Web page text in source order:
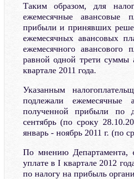
Таким образом, для
ежемесячные авансовые
прибыли и принявших
ежемесячных авансовых
ежемесячного
равной одной трети
квартале 2011 года.
Указанным
подлежали ежемесячные
полученной прибыли по
сентябрь (по сроку
январь - ноябрь 2011 г. (по
По мнению Департамента,
уплате в I квартале 2012
по налогу на прибыль